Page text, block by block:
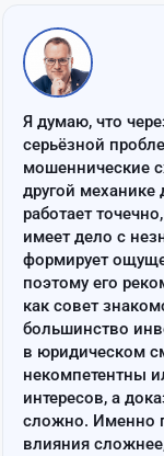
Я думаю, что
серьёзной
мошеннические
другой
работает
имеет дело с
формирует
поэтому его
как совет
большинство
в юридическом
некомпетентны
интересов, а
сложно. Именно
влияния